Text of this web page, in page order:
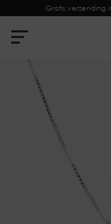
Gratis verzending